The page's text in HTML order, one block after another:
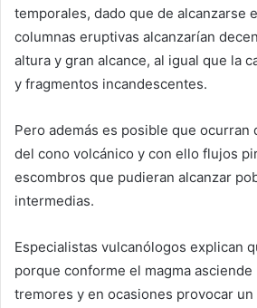
temporales, dado que de alcanzarse
columnas eruptivas alcanzarían
altura y gran alcance, al igual que la
y fragmentos incandescentes.
Pero además es posible que ocurran
del cono volcánico y con ello flujos
escombros que pudieran alcanzar
intermedias.
Especialistas vulcanólogos explican
porque conforme el magma
tremores y en ocasiones provocar